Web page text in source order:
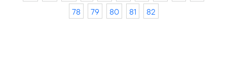
78
79 80 81 82